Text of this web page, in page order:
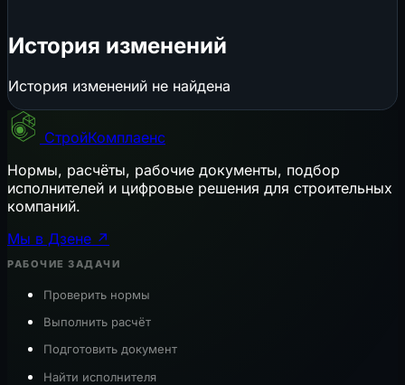
История изменений
История изменений не найдена
СтройКомплаенс
Нормы, расчёты, рабочие документы, подбор
исполнителей и цифровые решения для строительных
компаний.
Мы в Дзене ↗
РАБОЧИЕ ЗАДАЧИ
Проверить нормы
Выполнить расчёт
Подготовить документ
Найти исполнителя